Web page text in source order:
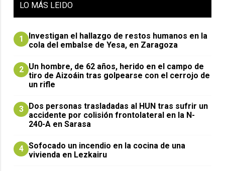
LO MÁS LEIDO
1
Investigan el hallazgo de restos humanos en la
cola del embalse de Yesa, en Zaragoza
2 Un hombre, de 62 años, herido en el campo de
tiro de Aizoáin tras golpearse con el cerrojo de
un rifle
3
​Dos personas trasladadas al HUN tras sufrir un
accidente por colisión frontolateral en la N-
240-A en Sarasa
4 Sofocado un incendio en la cocina de una
vivienda en Lezkairu